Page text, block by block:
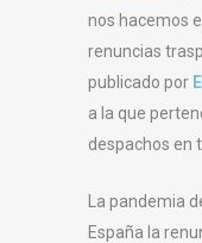
nos hacemos
renuncias
publicado por
a la que
despachos en
La pandemia
España la